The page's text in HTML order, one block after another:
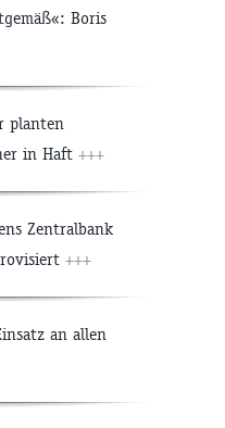
Boris
planten
in Haft +++
Zentralbank
+++
an allen